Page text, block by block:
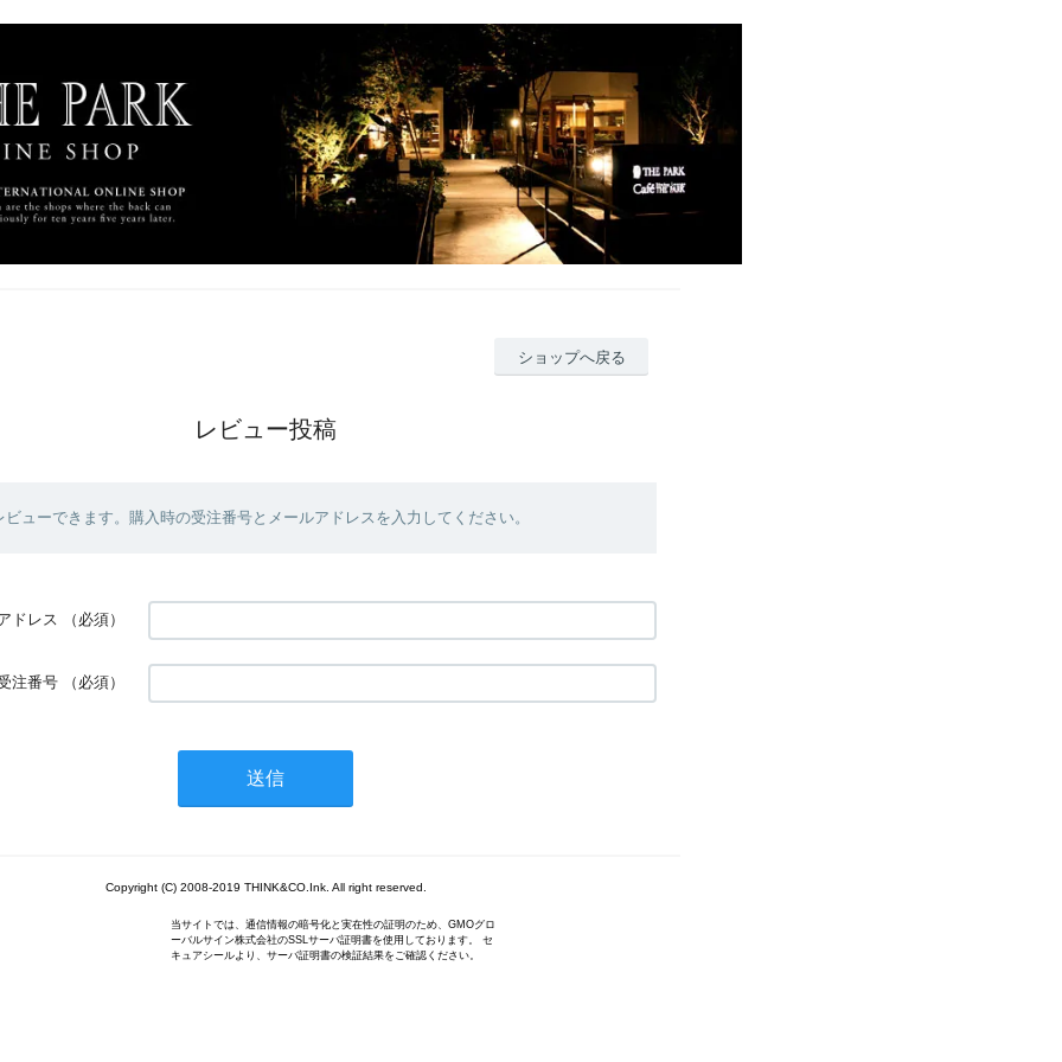
ショップへ戻る
レビュー投稿
ューできます。購入時の受注番号とメールアドレスを入力してください。
ドレス （必須）
注番号 （必須）
Copyright (C) 2008-2019 THINK&CO.Ink. All right reserved.
当サイトでは、通信情報の暗号化と実在性の証明のため、GMOグロ
ーバルサイン株式会社のSSLサーバ証明書を使用しております。 セ
キュアシールより、サーバ証明書の検証結果をご確認ください。